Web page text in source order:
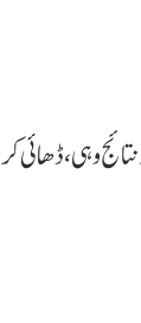
وہی،